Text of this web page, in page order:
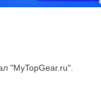
"MyTopGear.ru".